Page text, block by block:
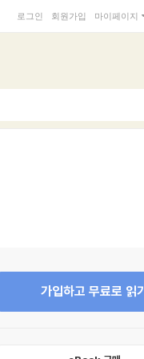
로그인 회원가입 마이페이지
가입하고 무료로 읽기